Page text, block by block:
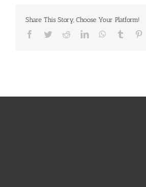
Share This Story, Choose Your Platform!
Facebook
TwitterRedditLinkedInWhatsApp
Tumblr